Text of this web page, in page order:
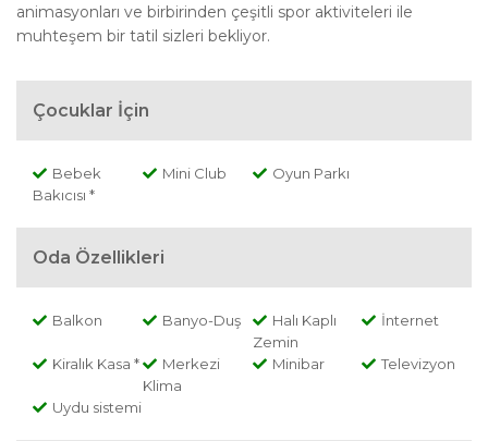
animasyonları ve birbirinden çeşitli spor aktiviteleri ile
muhteşem bir tatil sizleri bekliyor.
Çocuklar İçin
Bebek
Bakıcısı *
Mini Club Oyun Parkı
Oda Özellikleri
Balkon Banyo-Duş
Halı Kaplı
Zemin
İnternet
Kiralık Kasa *
Merkezi
Klima
Minibar Televizyon
Uydu sistemi